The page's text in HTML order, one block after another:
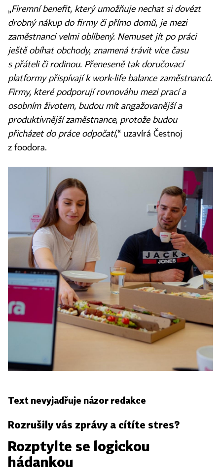
„Firemní benefit, který umožňuje nechat si dovézt
drobný nákup do firmy či přímo domů, je mezi
zaměstnanci velmi oblíbený. Nemuset jít po práci
ještě obíhat obchody, znamená trávit více času
s přáteli či rodinou. Přeneseně tak doručovací
platformy přispívají k work-life balance zaměstnanců.
Firmy, které podporují rovnováhu mezi prací a
osobním životem, budou mít angažovanější a
produktivnější zaměstnance, protože budou
přicházet do práce odpočatí,“ uzavírá Čestnoj
z foodora.
Text nevyjadřuje názor redakce
Rozrušily vás zprávy a cítíte stres?
Rozptylte se logickou
hádankou